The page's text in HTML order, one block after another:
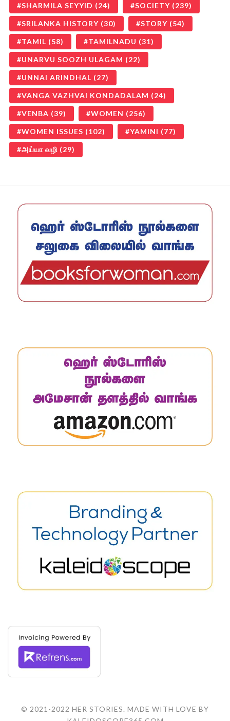
SHARMILA SEYYID (24) SOCIETY (239)
SRILANKA HISTORY (30) STORY (54)
TAMIL (58) TAMILNADU (31)
UNARVU SOOZH ULAGAM (22)
UNNAI ARINDHAL (27)
VANGA VAZHVAI KONDADALAM (24)
VENBA (39) WOMEN (256)
WOMEN ISSUES (102) YAMINI (77)
அய்யா வழி (29)
© 2021-2022 HER STORIES. MADE WITH LOVE BY